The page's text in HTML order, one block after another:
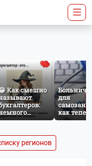
Как смешно
для
как
работает
регионов